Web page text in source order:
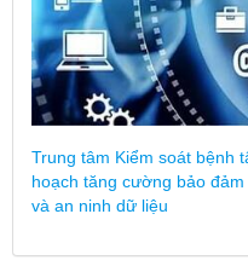
Trung tâm Kiểm soát bệnh
hoạch tăng cường bảo
và an ninh dữ liệu